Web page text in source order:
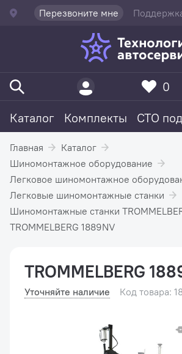
Перезвоните мне
Каталог Комплекты СТО
0
Главная
Каталог
Шиномонтажное оборудование
Легковое шиномонтажное
Легковые шиномонтажные станки
Шиномонтажные станки
TROMMELBERG 1889NV
TROMMELBERG
Уточняйте наличие Код товара: